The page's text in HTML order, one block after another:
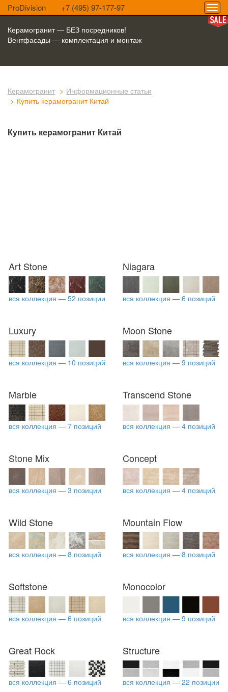
ProDivision +7 (495) 97-177-97
Керамогранит — БЕЗ посредников!
Вентфасады — комплектация и монтаж
Керамогранит
Информационные статьи
Купить керамогранит Китай
Купить керамогранит Китай
Art Stone
вся коллекция — 52 позиции
Niagara
вся коллекция — 6 позиций
Luxury
вся коллекция — 10 позиций
Moon Stone
вся коллекция — 9 позиций
Marble
вся коллекция — 7 позиций
Transcend Stone
вся коллекция — 4 позиций
Stone Mix
вся коллекция — 3 позиции
Concept
вся коллекция — 4 позиций
Wild Stone
вся коллекция — 8 позиций
Mountain Flow
вся коллекция — 8 позиций
Softstone
вся коллекция — 6 позиций
Monocolor
вся коллекция — 9 позиций
Great Rock
вся коллекция — 6 позиций
Structure
вся коллекция — 22 позиции